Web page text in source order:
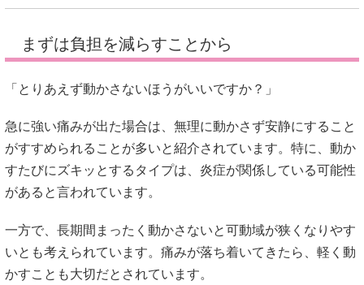
まずは負担を減らすことから
「とりあえず動かさないほうがいいですか？」
急に強い痛みが出た場合は、無理に動かさず安静にすること
がすすめられることが多いと紹介されています。特に、動か
すたびにズキッとするタイプは、炎症が関係している可能性
があると言われています。
一方で、長期間まったく動かさないと可動域が狭くなりやす
いとも考えられています。痛みが落ち着いてきたら、軽く動
かすことも大切だとされています。